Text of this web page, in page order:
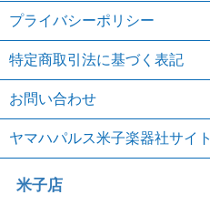
プライバシーポリシー
特定商取引法に基づく表記
お問い合わせ
ヤマハパルス米子楽器社サイト
米子店